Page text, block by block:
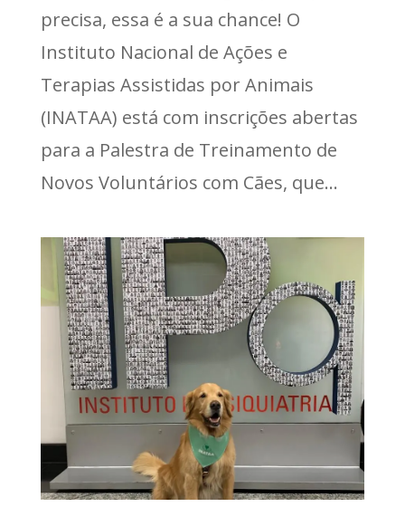
precisa, essa é a sua chance! O
Instituto Nacional de Ações e
Terapias Assistidas por Animais
(INATAA) está com inscrições abertas
para a Palestra de Treinamento de
Novos Voluntários com Cães, que...